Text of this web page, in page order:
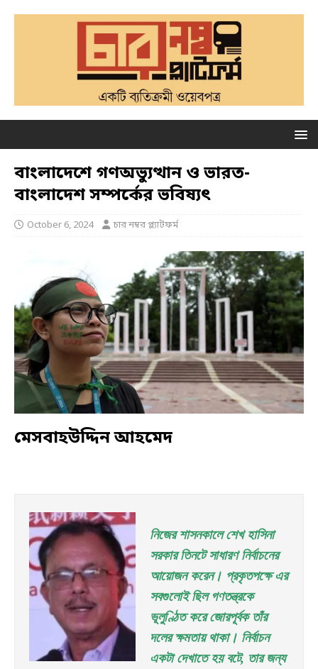
বাংলাদেশে গণঅভ্যুত্থান ও ভারত-
বাংলাদেশ সম্পর্কের ভবিষ্যৎ
October 6, 2024 চার নম্বর প্ল্যাটফর্ম
মেসবাহউদ্দিন আহমেদ
নিজের শাসনকালে শেখ হাসিনা
সরকার তিনটে সাধারণ নির্বাচনের
আয়োজন করেন। প্রকৃতপক্ষে এর
সবগুলোই ছিল গণতন্ত্রকে
ভূলুণ্ঠিত করে জোরপূর্বক তাঁর
দলের ক্ষমতায় থাকা। নির্বাচন
একটা দেখাতে হয় বটে, তার জন্য